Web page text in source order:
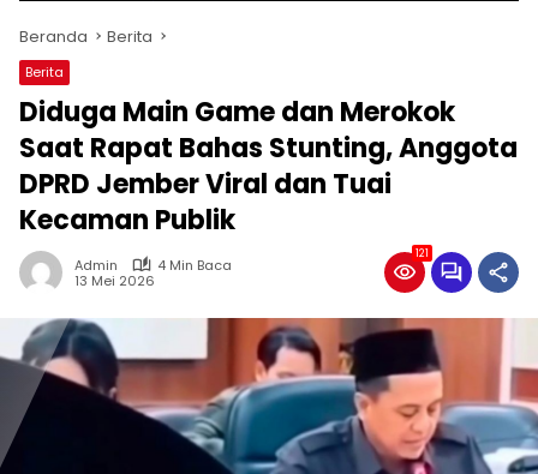
Beranda Berita
Berita
Diduga Main Game dan Merokok
Saat Rapat Bahas Stunting, Anggota
DPRD Jember Viral dan Tuai
Kecaman Publik
Admin
4 Min Baca
13 Mei 2026
121